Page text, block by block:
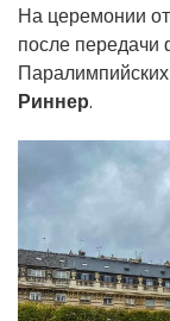
На церемонии
после передачи
Паралимпийских
Риннер.